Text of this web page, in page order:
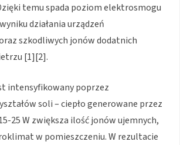
temu spada poziom elektrosmogu
działania urządzeń
szkodliwych jonów dodatnich
[1][2].
intensyfikowany poprzez
soli – ciepło generowane przez
25 W zwiększa ilość jonów ujemnych,
w pomieszczeniu. W rezultacie